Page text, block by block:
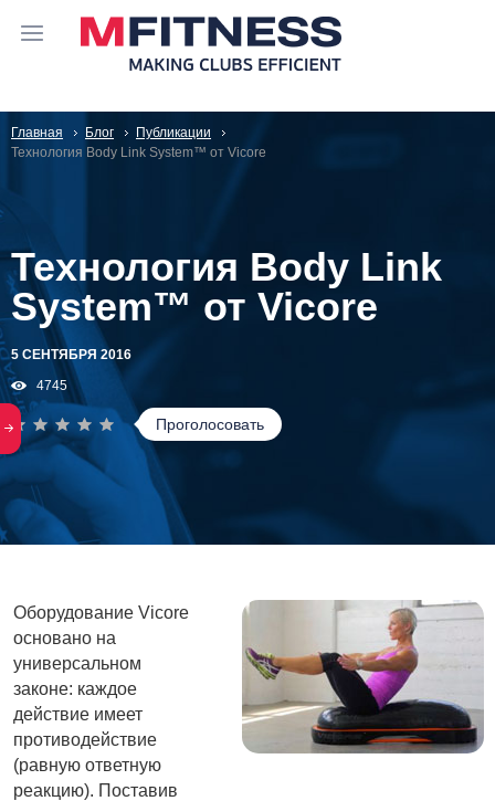
Главная Блог
Публикации
Технология Body Link System™ от Vicore
Технология Body Link
System™ от Vicore
5 СЕНТЯБРЯ 2016
4745
Проголосовать
Оборудование Vicore
основано на
универсальном
законе: каждое
действие имеет
противодействие
(равную ответную
реакцию). Поставив